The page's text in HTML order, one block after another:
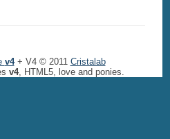
v4+ V4 © 2011 Cristalab
v4, HTML5, love and ponies.